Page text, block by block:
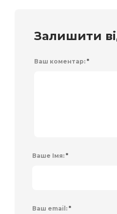
Залишити
Ваш коментар: *
Ваше Імя: *
Ваш email: *